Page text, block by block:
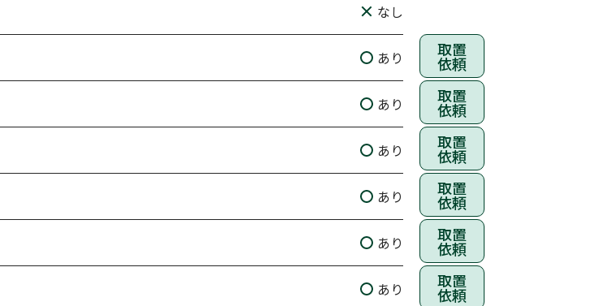
なし
あり 取置
依頼
あり 取置
依頼
あり 取置
依頼
あり 取置
依頼
あり 取置
依頼
あり 取置
依頼